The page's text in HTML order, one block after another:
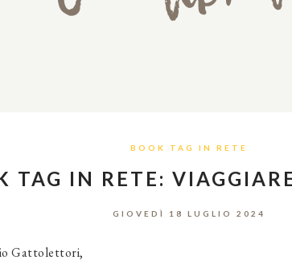
BOOK TAG IN RETE
TAG IN RETE:
GIOVEDÌ 18 LUGLIO 2024
Gattolettori,